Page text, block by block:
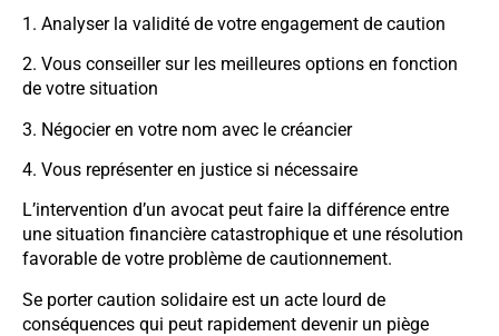
1. Analyser la validité de votre engagement de caution
2. Vous conseiller sur les meilleures options en fonction
de votre situation
3. Négocier en votre nom avec le créancier
4. Vous représenter en justice si nécessaire
L’intervention d’un avocat peut faire la différence entre
une situation financière catastrophique et une résolution
favorable de votre problème de cautionnement.
Se porter caution solidaire est un acte lourd de
conséquences qui peut rapidement devenir un piège